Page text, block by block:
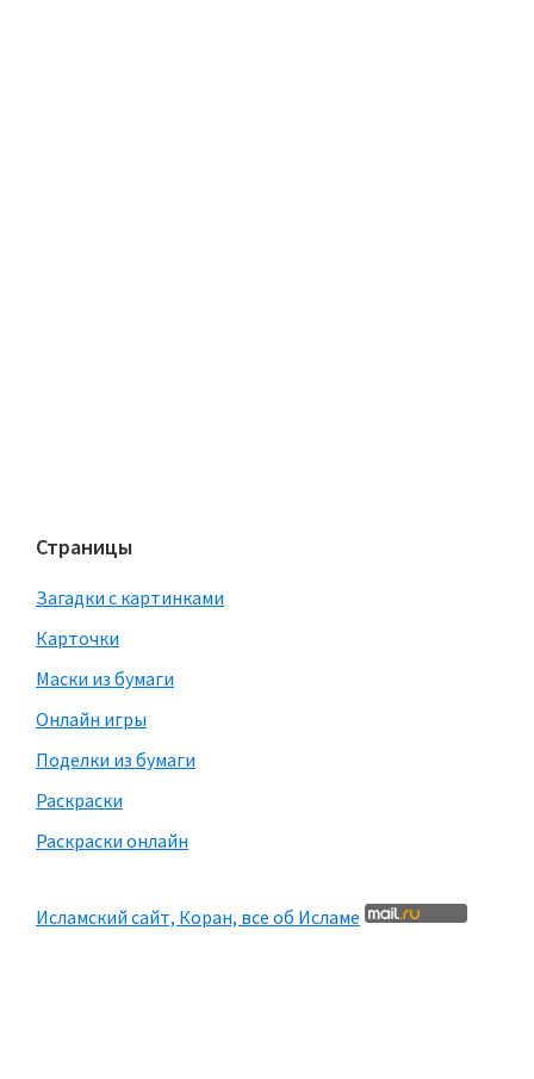
Страницы
Загадки с картинками
Карточки
Маски из бумаги
Онлайн игры
Поделки из бумаги
Раскраски
Раскраски онлайн
Исламский сайт, Коран, все об Исламе